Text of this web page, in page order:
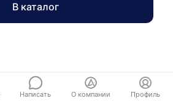
В каталог
Написать О компании Профиль